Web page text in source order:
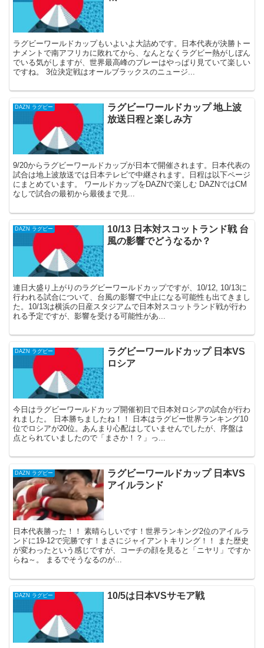
ラグビーワールドカップもいよいよ大詰めです。日本代表が決勝トー
ナメントで南アフリカに敗れてから、なんとなくラグビー熱がしぼん
でいる気がしますが、世界最高峰のプレーはやっぱり見ていて楽しい
ですね。 3位決定戦はオールブラックスのニュージ...
DAZN ラグビー
ラグビーワールドカップ 地上波
放送日程と楽しみ方
9/20からラグビーワールドカップが日本で開催されます。日本代表の
試合は地上波放送では日本テレビで中継されます。日程は以下ページ
にまとめています。 ワールドカップをDAZNで楽しむ DAZNではCM
なしで試合の最初から最後まで見...
DAZN ラグビー
10/13 日本対スコットランド戦 台
風の影響でどうなるか？
連日大盛り上がりのラグビーワールドカップですが、10/12, 10/13に
行われる試合について、台風の影響で中止になる可能性も出てきまし
た。10/13は横浜の日産スタジアムで日本対スコットランド戦が行わ
れる予定ですが、影響を受ける可能性があ...
DAZN ラグビー
ラグビーワールドカップ 日本VS
ロシア
今日はラグビーワールドカップ開催初日で日本対ロシアの試合が行わ
れました。 日本勝ちましたね！！ 日本はラグビー世界ランキング10
位でロシアが20位。あんまり心配はしていませんでしたが、序盤は
点とられていましたので「まさか！？」っ...
DAZN ラグビー
ラグビーワールドカップ 日本VS
アイルランド
日本代表勝った！！ 素晴らしいです！世界ランキング2位のアイルラ
ンドに19-12で完勝です！まさにジャイアントキリング！！ また歴史
が変わったという感じですが、コーチの顔を見ると「ニヤリ」ですか
らね～。 まるでそうなるのが...
DAZN ラグビー 10/5は日本VSサモア戦